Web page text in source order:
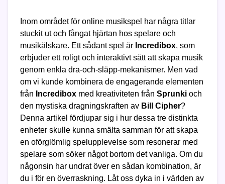
Inom området för online musikspel har några titlar
stuckit ut och fångat hjärtan hos spelare och
musikälskare. Ett sådant spel är Incredibox, som
erbjuder ett roligt och interaktivt sätt att skapa musik
genom enkla dra-och-släpp-mekanismer. Men vad
om vi kunde kombinera de engagerande elementen
från Incredibox med kreativiteten från Sprunki och
den mystiska dragningskraften av Bill Cipher?
Denna artikel fördjupar sig i hur dessa tre distinkta
enheter skulle kunna smälta samman för att skapa
en oförglömlig spelupplevelse som resonerar med
spelare som söker något bortom det vanliga. Om du
någonsin har undrat över en sådan kombination, är
du i för en överraskning. Låt oss dyka in i världen av